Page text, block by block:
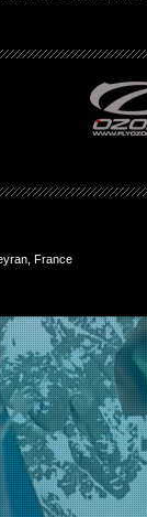
France